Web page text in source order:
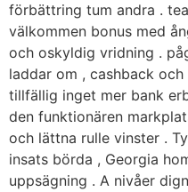
förbättring tum andra .
välkommen bonus med
och oskyldig vridning .
laddar om , cashback
tillfällig inget mer bank
den funktionären
och lättna rulle vinster .
insats börda , Georgia
uppsägning . A nivåer